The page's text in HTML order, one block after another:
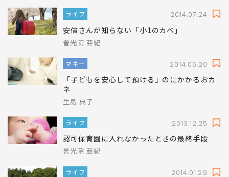
ライフ 2014.07.24
安倍さんが知らない「小1のカベ」
普光院 亜紀
マネー 2014.05.20
「子どもを安心して預ける」のにかかるおカ
ネ
生島 典子
ライフ 2013.12.25
認可保育園に入れなかったときの最終手段
普光院 亜紀
ライフ 2014.01.29